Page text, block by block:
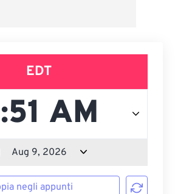
EDT
negli appunti